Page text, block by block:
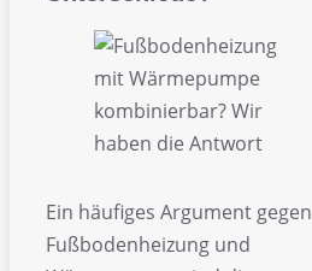
Ein häufiges Argument gegen
Fußbodenheizung und